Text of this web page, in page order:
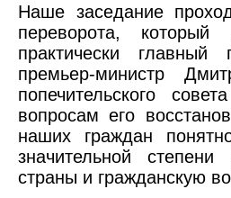
Наше заседание
переворота,
практически
премьер-министр
попечительского
вопросам его
наших граждан
значительной
страны и гражданскую